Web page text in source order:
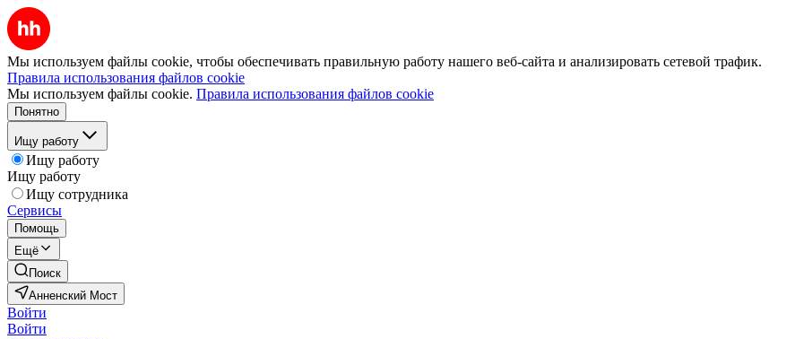
Мы используем файлы cookie, чтобы обеспечивать правильную работу нашего веб-сайта и анализировать сетевой трафик.
Правила использования файлов cookie
Мы используем файлы cookie. Правила использования файлов cookie
Понятно
Ищу работу
Ищу работу
Ищу работу
Ищу сотрудника
Сервисы
Помощь
Ещё
Поиск
Анненский Мост
Войти
Войти